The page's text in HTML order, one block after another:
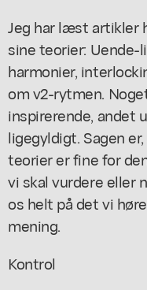
Jeg har læst artikler
sine teorier:
harmonier,
om v2-rytmen.
inspirerende, andet
ligegyldigt. Sagen
teorier er fine for
vi skal vurdere eller
os helt på det vi
mening.
Kontrol